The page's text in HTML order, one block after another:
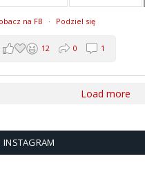
na FB · Podziel się
12 0 1
Load more
INSTAGRAM